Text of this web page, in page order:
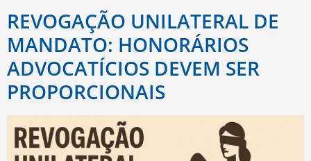
REVOGAÇÃO UNILATERAL DE
MANDATO: HONORÁRIOS
ADVOCATÍCIOS DEVEM SER
PROPORCIONAIS